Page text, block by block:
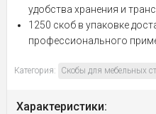
удобства хранения и
1250 скоб в упаковке
профессионального
Категория: Скобы для мебельных
Характеристики: